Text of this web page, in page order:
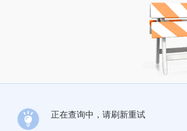
正在查询中，请刷新重试